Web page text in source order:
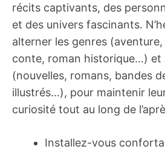
récits captivants, des
et des univers fascinants.
alterner les genres
conte, roman historique…) et
(nouvelles, romans, bandes
illustrés…), pour maintenir
curiosité tout au long de
Installez-vous